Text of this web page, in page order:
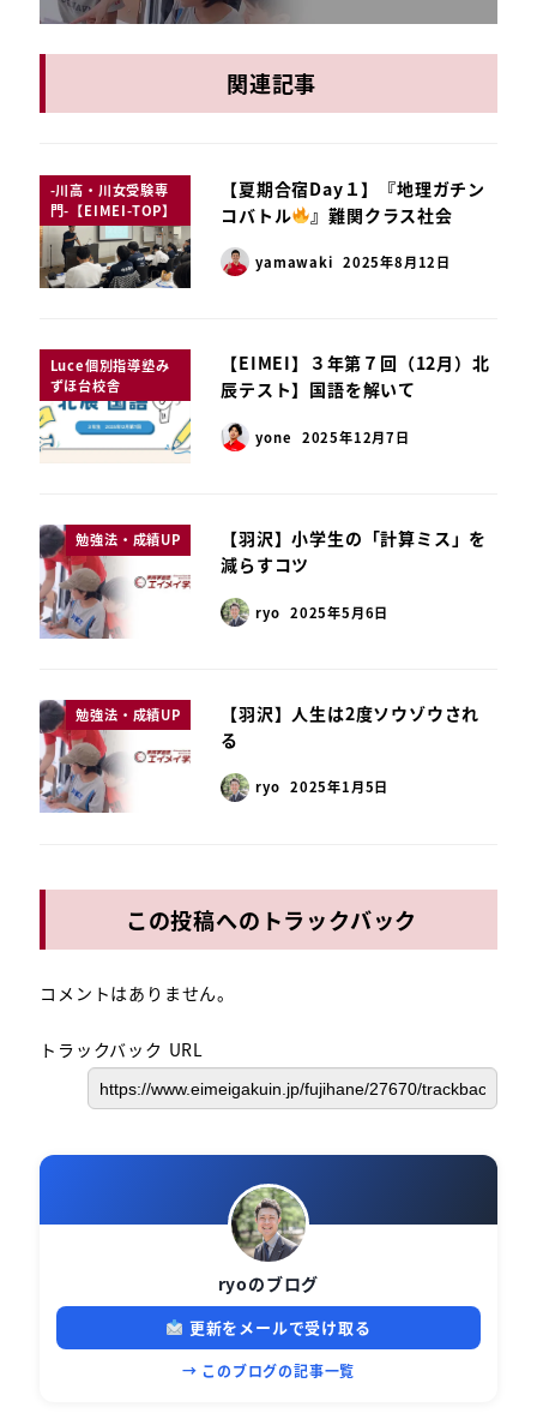
関連記事
-川高・川女受験専
門-【EIMEI-TOP】
【夏期合宿Day１】『地理ガチン
コバトル
』難関クラス社会
yamawaki 2025年8月12日
Luce個別指導塾み
ずほ台校舎
【EIMEI】３年第７回（12月）北
辰テスト】国語を解いて
yone 2025年12月7日
勉強法・成績UP
【羽沢】小学生の「計算ミス」を
減らすコツ
ryo 2025年5月6日
勉強法・成績UP
【羽沢】人生は2度ソウゾウされ
る
ryo 2025年1月5日
この投稿へのトラックバック
コメントはありません。
トラックバック URL
ryoのブログ
更新をメールで受け取る
→ このブログの記事一覧